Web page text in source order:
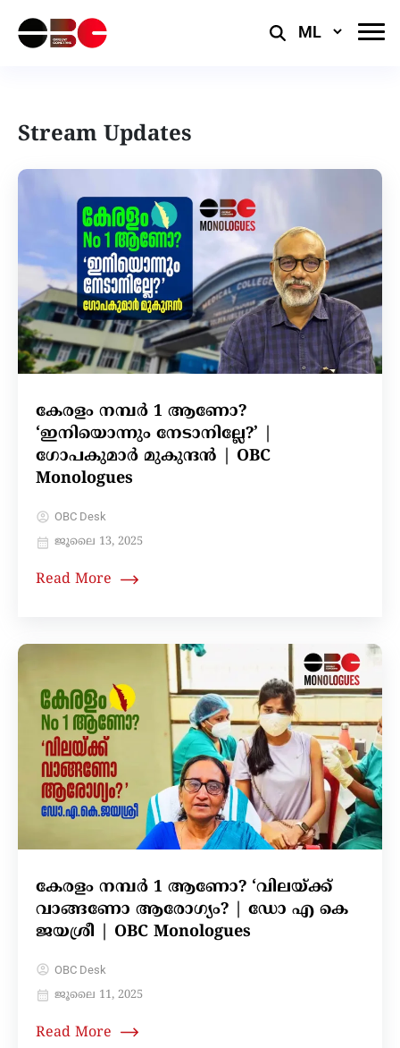
Select
Stream Updates
കേരളം നമ്പർ 1 ആണോ?
‘ഇനിയൊന്നും നേടാനില്ലേ?’ |
ഗോപകുമാർ മുകുന്ദൻ | OBC
Monologues
OBC Desk
ജൂലൈ 13, 2025
Read More
കേരളം നമ്പർ 1 ആണോ? ‘വിലയ്ക്ക്
വാങ്ങണോ ആരോഗ്യം? | ഡോ എ കെ
ജയശ്രീ | OBC Monologues
OBC Desk
ജൂലൈ 11, 2025
Read More